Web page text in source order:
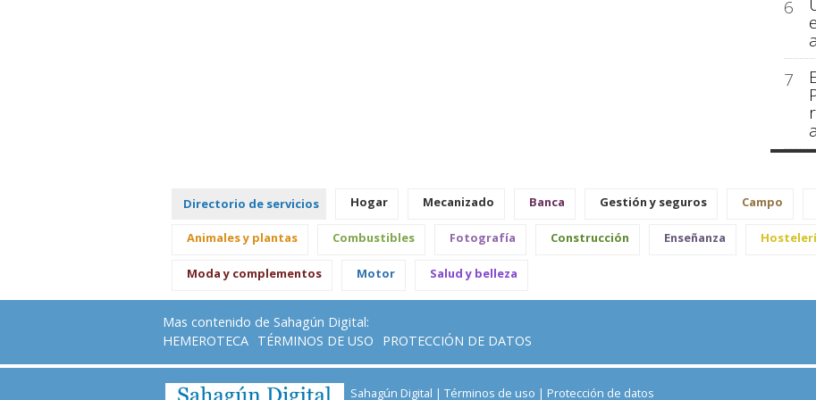
6
7
Directorio de servicios Hogar Mecanizado Banca Gestión y seguros Campo
Animales y plantas Combustibles Fotografía Construcción Enseñanza
Moda y complementos Motor Salud y belleza
Mas contenido de Sahagún Digital:
HEMEROTECA TÉRMINOS DE USO PROTECCIÓN DE DATOS
Sahagún Digital | Términos de uso | Protección de datos